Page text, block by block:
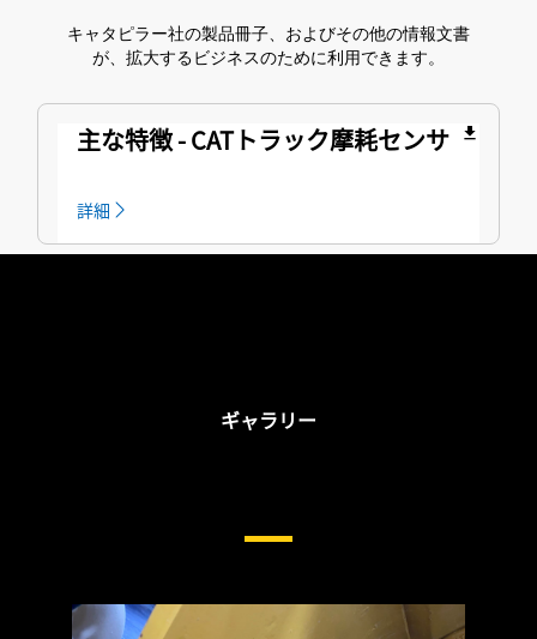
キャタピラー社の製品冊子、およびその他の情報文書
が、拡大するビジネスのために利用できます。
主な特徴 - CATトラック摩耗センサ file_download
詳細
ギャラリー